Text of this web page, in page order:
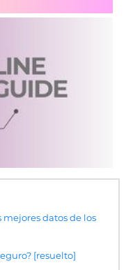
mejores datos de los
[resuelto]